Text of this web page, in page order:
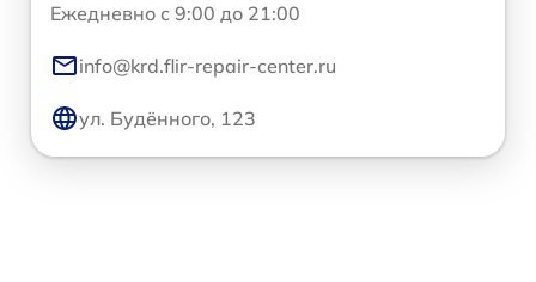
Ежедневно с 9:00 до 21:00
info@krd.flir-repair-center.ru
ул. Будённого, 123